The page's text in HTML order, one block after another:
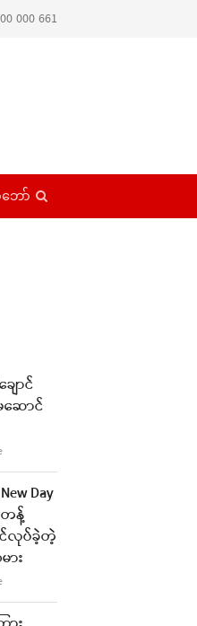
000 661
ော်
ောင်
ောင်
Day
န့်
လုပ်ခဲ့တဲ့
း